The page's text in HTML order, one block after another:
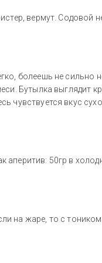
вермут. Содовой
болеешь не сильно
Бутылка выглядит
чувствуется вкус
50гр в
на жаре, то с